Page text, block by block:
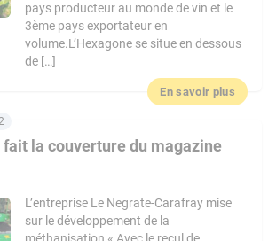
pays producteur au monde de vin et le
3ème pays exportateur en
volume.L’Hexagone se situe en dessous
de […]
En savoir plus
fait la couverture du magazine
L’entreprise Le Negrate-Carafray mise
sur le développement de la